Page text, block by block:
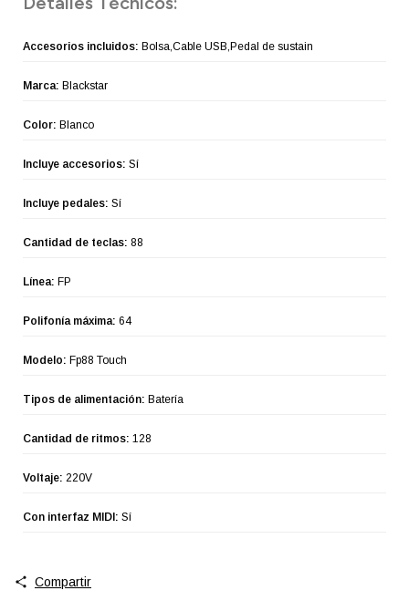
Accesorios incluidos: Bolsa,Cable USB,Pedal de sustain
Marca: Blackstar
Color: Blanco
Incluye accesorios: Sí
Incluye pedales: Sí
Cantidad de teclas: 88
Línea: FP
Polifonía máxima: 64
Modelo: Fp88 Touch
Tipos de alimentación: Batería
Cantidad de ritmos: 128
Voltaje: 220V
Con interfaz MIDI: Sí
Compartir